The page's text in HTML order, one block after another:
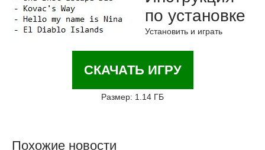
по установке
Установить и играть
СКАЧАТЬ ИГРУ
Размер: 1.14 ГБ
Похожие новости